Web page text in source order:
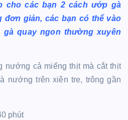
cho các bạn 2 cách ướp gà
đơn giản, các bạn có thể vào
quay ngon thường xuyên
nướng cả miếng thịt mà cắt thịt
nướng trên xiên tre, trông gần
phút